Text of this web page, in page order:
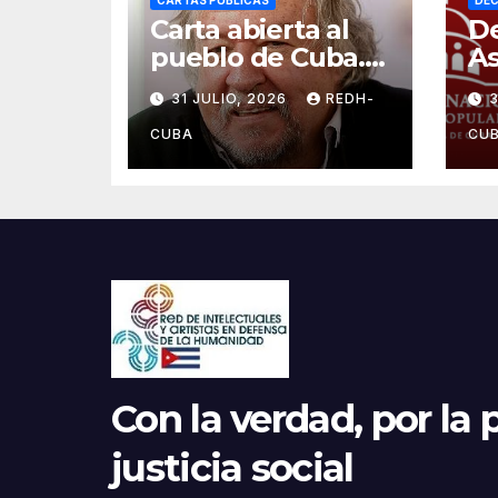
Carta abierta al
pueblo de Cuba.
Por Fernando
Rendón
31 JULIO, 2026 REDH-
CUBA
al
Con la verdad, por la
justicia social